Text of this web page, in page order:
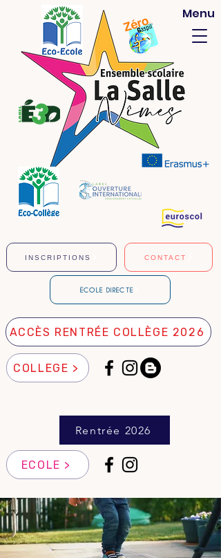
INSCRIPTIONS
ÉCOLE DIRECTE
CONTACT
Menu
ACCÈS RENTRÉE COLLÈGE 2026
COLLEGE >
Rentrée 2026
ECOLE >